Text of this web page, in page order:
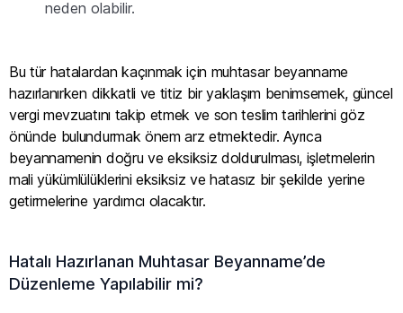
neden olabilir.
Bu tür hatalardan kaçınmak için muhtasar beyanname
hazırlanırken dikkatli ve titiz bir yaklaşım benimsemek, güncel
vergi mevzuatını takip etmek ve son teslim tarihlerini göz
önünde bulundurmak önem arz etmektedir. Ayrıca
beyannamenin doğru ve eksiksiz doldurulması, işletmelerin
mali yükümlülüklerini eksiksiz ve hatasız bir şekilde yerine
getirmelerine yardımcı olacaktır.
Hatalı Hazırlanan Muhtasar Beyanname’de
Düzenleme Yapılabilir mi?